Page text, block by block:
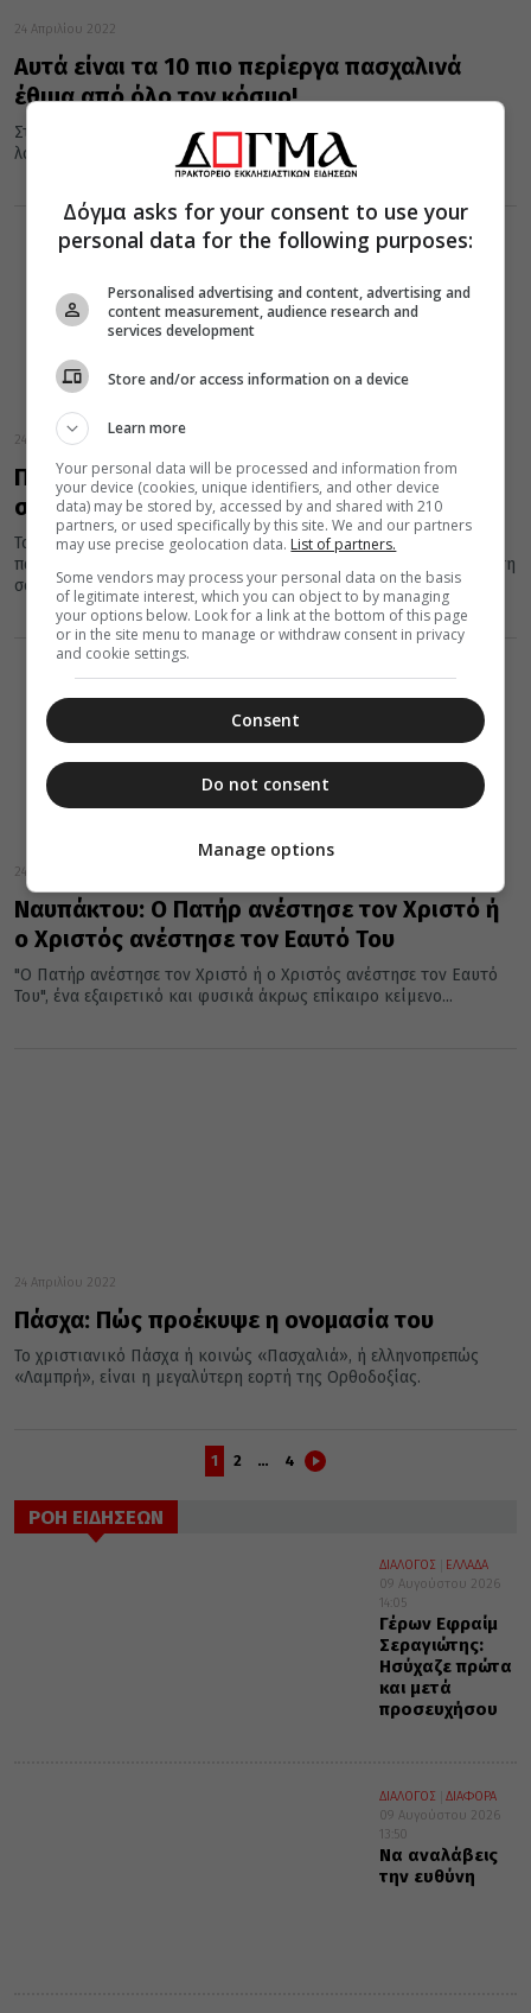
24 Απριλίου 2022
Αυτά είναι τα 10 πιο περίεργα πασχαλινά
έθιμα από όλο τον κόσμο!
Στην Ελλάδα το Πάσχα το έθιμο ...επιτάσσει γλέντι, κατά κύριο
λόγο στο χωριό, και σούβλισμα του οβελία. Και μπορεί...
24 Απριλίου 2022
Πάσχα: Γιατί σήμερα το έθιμο καλεί να
σουβλίζουμε αρνί
Το σούβλισμα του οβελία είναι ίσως το χαρακτηριστικό
πασχαλινό έθιμο για εμάς τους Έλληνες. Το »ηρωικό γύρισμα»στη
σούβλα αποτελούσε...
24 Απριλίου 2022
Ναυπάκτου: Ο Πατήρ ανέστησε τον Χριστό ή
ο Χριστός ανέστησε τον Εαυτό Του
"Ο Πατήρ ανέστησε τον Χριστό ή ο Χριστός ανέστησε τον Εαυτό
Του", ένα εξαιρετικό και φυσικά άκρως επίκαιρο κείμενο...
24 Απριλίου 2022
Πάσχα: Πώς προέκυψε η ονομασία του
Το χριστιανικό Πάσχα ή κοινώς «Πασχαλιά», ή ελληνοπρεπώς
«Λαμπρή», είναι η μεγαλύτερη εορτή της Ορθοδοξίας.
1 2 … 4
ΡΟΗ ΕΙΔΗΣΕΩΝ
ΔΙΑΛΟΓΟΣ
ΕΛΛΑΔΑ
09 Αυγούστου 2026
14:05
Γέρων Εφραίμ
Σεραγιώτης:
Ησύχαζε πρώτα
και μετά
προσευχήσου
ΔΙΑΛΟΓΟΣ
ΔΙΑΦΟΡΑ
09 Αυγούστου 2026
13:50
Να αναλάβεις
την ευθύνη
Δόγμα asks for your consent to use your
personal data for the following purposes:
Personalised advertising and content, advertising and
content measurement, audience research and
services development
Store and/or access information on a device
Learn more
Your personal data will be processed and information from
your device (cookies, unique identifiers, and other device
data) may be stored by, accessed by and shared with 210
partners, or used specifically by this site. We and our partners
may use precise geolocation data. List of partners.
Some vendors may process your personal data on the basis
of legitimate interest, which you can object to by managing
your options below. Look for a link at the bottom of this page
or in the site menu to manage or withdraw consent in privacy
and cookie settings.
Consent
Do not consent
Manage options